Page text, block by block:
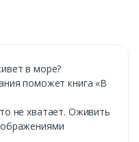
в море?
поможет книга «В
не хватает. Оживить